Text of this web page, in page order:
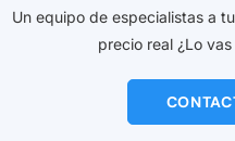
Un equipo de especialistas a
precio real ¿Lo